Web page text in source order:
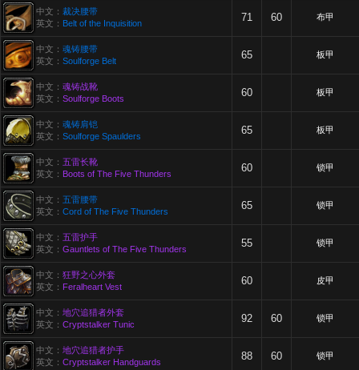
中文： 裁决腰带
英文： Belt of the Inquisition 71 60 布甲
中文： 魂铸腰带
英文： Soulforge Belt 65 板甲
中文： 魂铸战靴
英文： Soulforge Boots 60 板甲
中文： 魂铸肩铠
英文： Soulforge Spaulders 65 板甲
中文： 五雷长靴
英文： Boots of The Five Thunders 60 锁甲
中文： 五雷腰带
英文： Cord of The Five Thunders 65 锁甲
中文： 五雷护手
英文： Gauntlets of The Five Thunders 55 锁甲
中文： 狂野之心外套
英文： Feralheart Vest 60 皮甲
中文： 地穴追猎者外套
英文： Cryptstalker Tunic 92 60 锁甲
中文： 地穴追猎者护手
英文： Cryptstalker Handguards 88 60 锁甲